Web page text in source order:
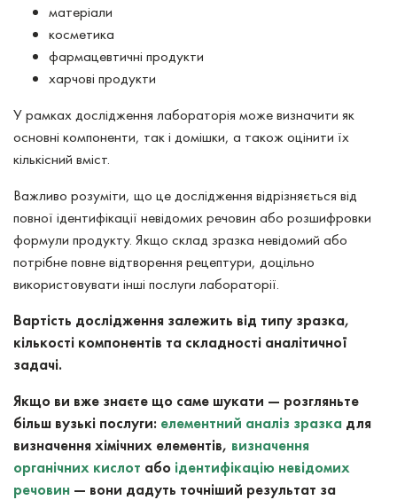
матеріали
косметика
фармацевтичні продукти
харчові продукти
У рамках дослідження лабораторія може визначити як
основні компоненти, так і домішки, а також оцінити їх
кількісний вміст.
Важливо розуміти, що це дослідження відрізняється від
повної ідентифікації невідомих речовин або розшифровки
формули продукту. Якщо склад зразка невідомий або
потрібне повне відтворення рецептури, доцільно
використовувати інші послуги лабораторії.
Вартість дослідження залежить від типу зразка,
кількості компонентів та складності аналітичної
задачі.
Якщо ви вже знаєте що саме шукати — розгляньте
більш вузькі послуги: елементний аналіз зразка для
визначення хімічних елементів, визначення
органічних кислот або ідентифікацію невідомих
речовин — вони дадуть точніший результат за